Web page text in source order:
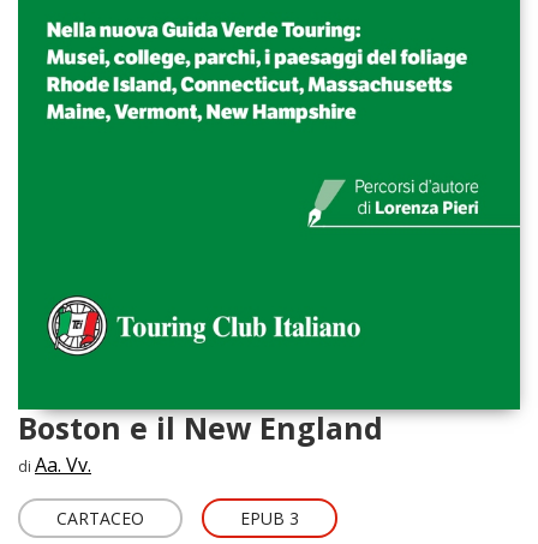
Boston e il New England
di Aa. Vv.
CARTACEO EPUB 3